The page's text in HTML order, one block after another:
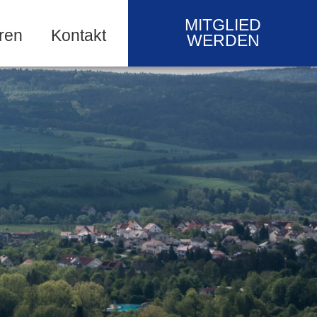
Kontakt
MITGLIED
WERDEN